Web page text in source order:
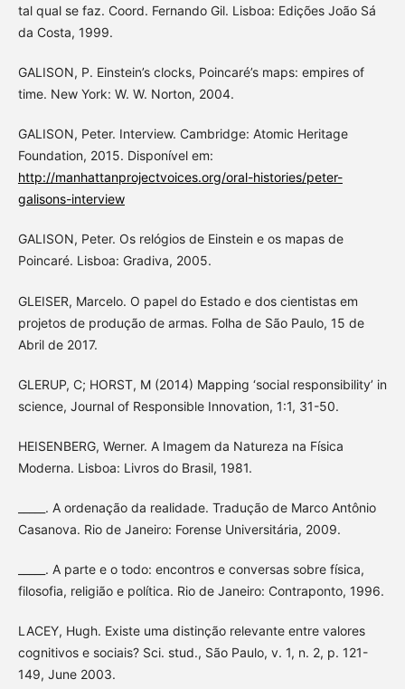
tal qual se faz. Coord. Fernando Gil. Lisboa: Edições João Sá
da Costa, 1999.
GALISON, P. Einstein’s clocks, Poincaré’s maps: empires of
time. New York: W. W. Norton, 2004.
GALISON, Peter. Interview. Cambridge: Atomic Heritage
Foundation, 2015. Disponível em:
http://manhattanprojectvoices.org/oral-histories/peter-
galisons-interview
GALISON, Peter. Os relógios de Einstein e os mapas de
Poincaré. Lisboa: Gradiva, 2005.
GLEISER, Marcelo. O papel do Estado e dos cientistas em
projetos de produção de armas. Folha de São Paulo, 15 de
Abril de 2017.
GLERUP, C; HORST, M (2014) Mapping ‘social responsibility’ in
science, Journal of Responsible Innovation, 1:1, 31-50.
HEISENBERG, Werner. A Imagem da Natureza na Física
Moderna. Lisboa: Livros do Brasil, 1981.
_____. A ordenação da realidade. Tradução de Marco Antônio
Casanova. Rio de Janeiro: Forense Universitária, 2009.
_____. A parte e o todo: encontros e conversas sobre física,
filosofia, religião e política. Rio de Janeiro: Contraponto, 1996.
LACEY, Hugh. Existe uma distinção relevante entre valores
cognitivos e sociais? Sci. stud., São Paulo, v. 1, n. 2, p. 121-
149, June 2003.